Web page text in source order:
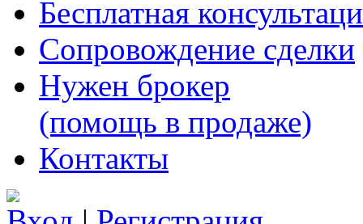
Бесплатная
Сопровождение сделки
Нужен брокер
(помощь в продаже)
Контакты